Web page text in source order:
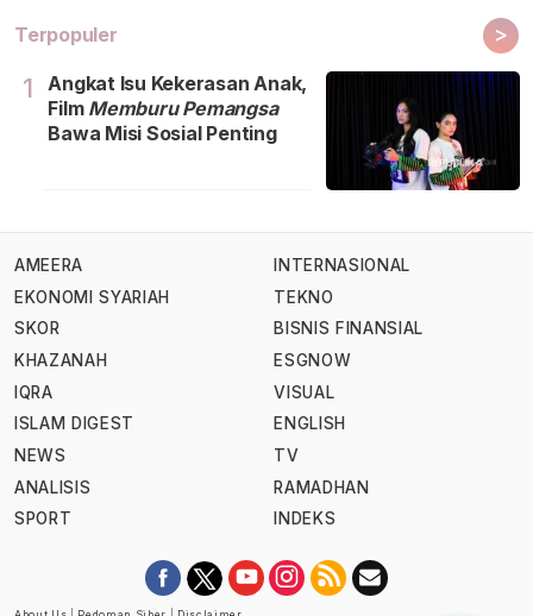
Terpopuler >
1
Angkat Isu Kekerasan Anak,
Film Memburu Pemangsa
Bawa Misi Sosial Penting
AMEERA
EKONOMI SYARIAH
SKOR
KHAZANAH
IQRA
ISLAM DIGEST
NEWS
ANALISIS
SPORT
INTERNASIONAL
TEKNO
BISNIS FINANSIAL
ESGNOW
VISUAL
ENGLISH
TV
RAMADHAN
INDEKS